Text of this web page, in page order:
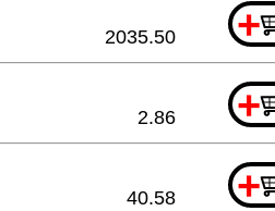
+
2035.50
+
2.86
+
40.58